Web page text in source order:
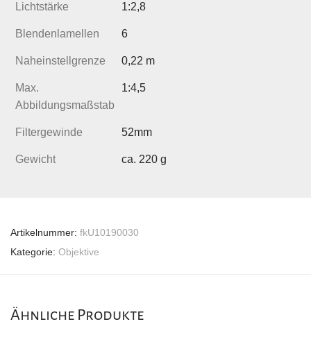
Lichtstärke 1:2,8
Blendenlamellen 6
Naheinstellgrenze 0,22 m
Max.
Abbildungsmaßstab
1:4,5
Filtergewinde 52mm
Gewicht ca. 220 g
Artikelnummer: fkU10190030
Kategorie: Objektive
Ähnliche Produkte